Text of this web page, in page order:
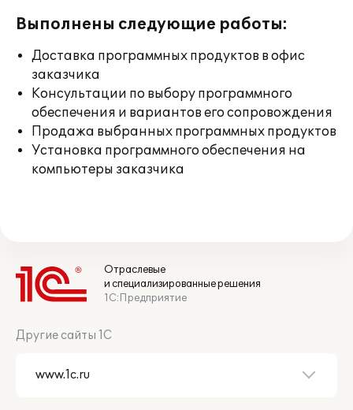
Выполнены следующие работы:
Доставка программных продуктов в офис
заказчика
Консультации по выбору программного
обеспечения и вариантов его сопровождения
Продажа выбранных программных продуктов
Установка программного обеспечения на
компьютеры заказчика
Отраслевые
и специализированные решения
1С:Предприятие
Другие сайты 1С